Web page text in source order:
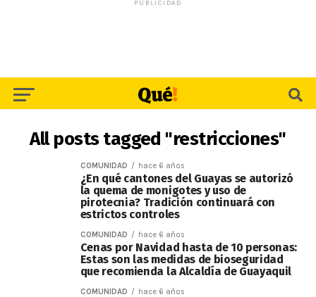
PUBLICIDAD
All posts tagged "restricciones"
COMUNIDAD hace 6 años
¿En qué cantones del Guayas se autorizó
la quema de monigotes y uso de
pirotecnia? Tradición continuará con
estrictos controles
COMUNIDAD hace 6 años
Cenas por Navidad hasta de 10 personas:
Estas son las medidas de bioseguridad
que recomienda la Alcaldía de Guayaquil
COMUNIDAD hace 6 años